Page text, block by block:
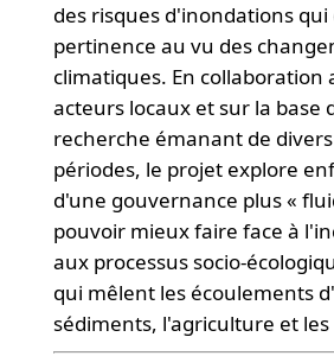
des risques d'inondations
pertinence au vu des
climatiques. En collaboration
acteurs locaux et sur la base
recherche émanant de
périodes, le projet explore
d'une gouvernance plus «
pouvoir mieux faire face à
aux processus socio-
qui mêlent les écoulements
sédiments, l'agriculture et